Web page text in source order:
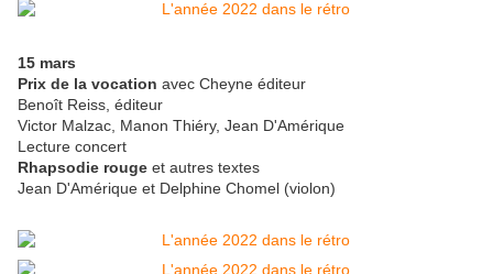
15 mars
Prix de la vocation avec Cheyne éditeur
Benoît Reiss, éditeur
Victor Malzac, Manon Thiéry, Jean D'Amérique
Lecture concert
Rhapsodie rouge et autres textes
Jean D'Amérique et Delphine Chomel (violon)